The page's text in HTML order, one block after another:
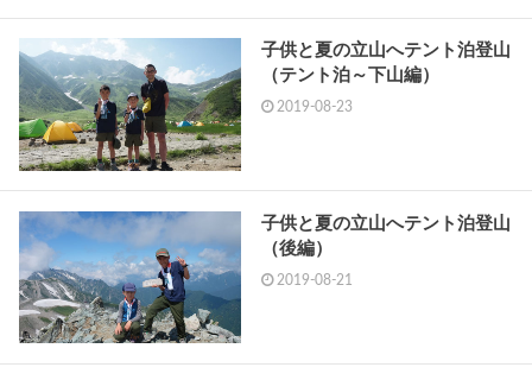
子供と夏の立山へテント泊登山
（テント泊～下山編）
2019-08-23
子供と夏の立山へテント泊登山
（後編）
2019-08-21